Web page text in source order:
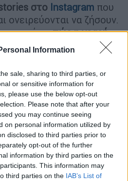
Information
sale, sharing to third parties, or
or sensitive information for
please use the below opt-out
Please note that after your
you may continue seeing
on personal information utilized by
disclosed to third parties prior to
opt-out of the further
information by third parties on the
This information may
third parties on the IAB’s List of
στο Instagram που
ονειρεύονται να ζήσουν.
αφορά τοπώς η νεαρή
μισθό δημοσίου
να συντηρεί ένα
γούστα.